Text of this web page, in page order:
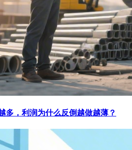
多，利润为什么反倒越做越薄？